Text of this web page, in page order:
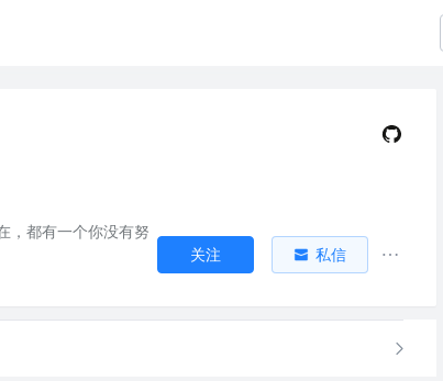
，都有一个你没有努
关注 私信